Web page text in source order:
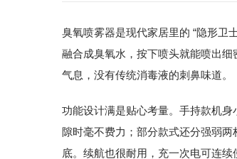
臭氧喷雾器是现代家居里的 “隐形卫
融合成臭氧水，按下喷头就能喷出
气息，没有传统消毒液的刺鼻味道。
功能设计满是贴心考量。手持款机
隙时毫不费力；部分款式还分强弱
底。续航也很耐用，充一次电可连续